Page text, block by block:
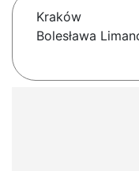
Kraków
Bolesława